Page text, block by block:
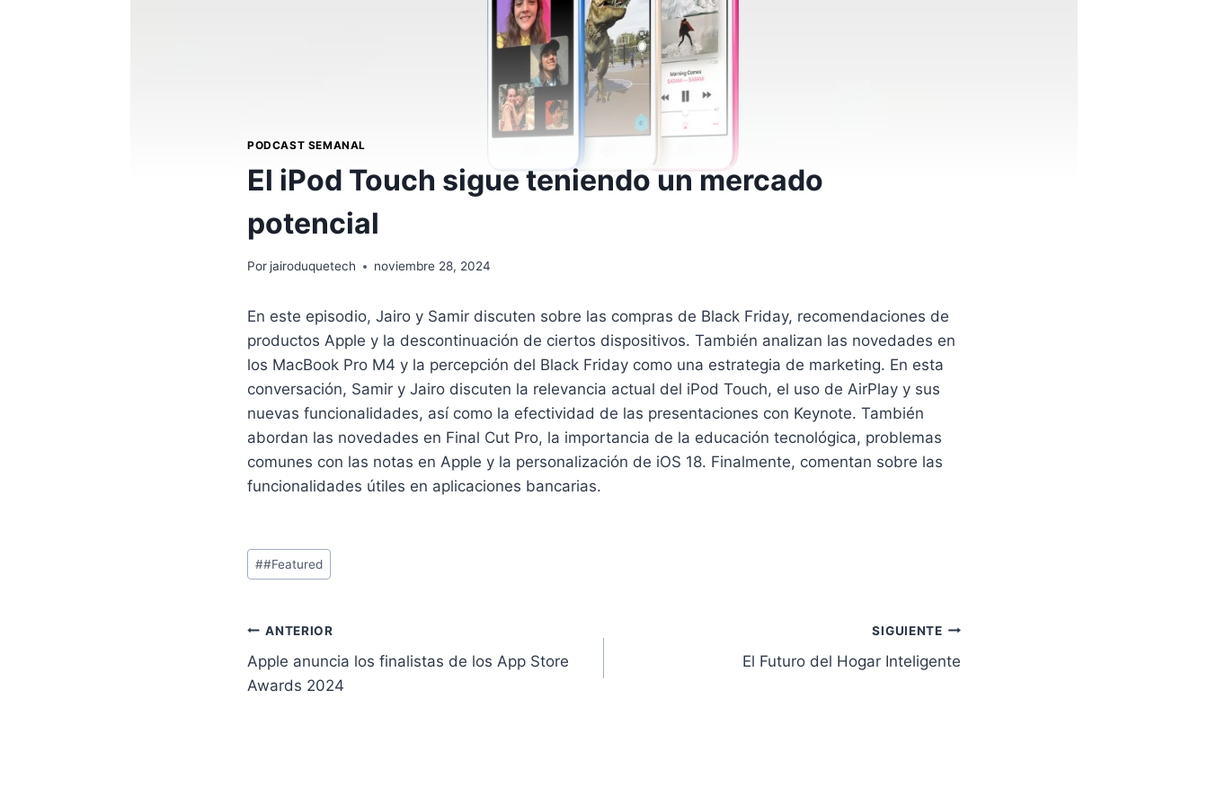
PODCAST SEMANAL
El iPod Touch sigue teniendo un mercado
potencial
Por jairoduquetech noviembre 28, 2024
En este episodio, Jairo y Samir discuten sobre las compras de Black Friday, recomendaciones de
productos Apple y la descontinuación de ciertos dispositivos. También analizan las novedades en
los MacBook Pro M4 y la percepción del Black Friday como una estrategia de marketing. En esta
conversación, Samir y Jairo discuten la relevancia actual del iPod Touch, el uso de AirPlay y sus
nuevas funcionalidades, así como la efectividad de las presentaciones con Keynote. También
abordan las novedades en Final Cut Pro, la importancia de la educación tecnológica, problemas
comunes con las notas en Apple y la personalización de iOS 18. Finalmente, comentan sobre las
funcionalidades útiles en aplicaciones bancarias.
Etiquetas
de
entrada:
##Featured
Navegación
de
ANTERIOR
Apple anuncia los finalistas de los App Store
Awards 2024
SIGUIENTE
El Futuro del Hogar Inteligente